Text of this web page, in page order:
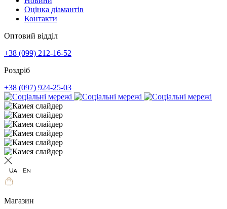
Оцінка діамантів
Контакти
Оптовий відділ
+38 (099) 212-16-52
Роздріб
+38 (097) 924-25-03
Магазин